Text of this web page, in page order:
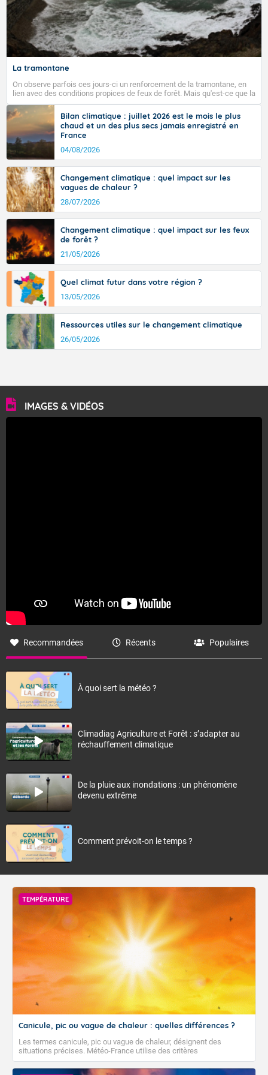
La tramontane
On observe parfois ces jours-ci un renforcement de la tramontane, en
lien avec des conditions propices de feux de forêt. Mais qu'est-ce que la
tramontane ? Quelles sont ses caractéristiques ? La tramontane est un
vent turbulent soufflant de secteur nord-ouest à nord, ou ouest à nord-
ouest, dans un secteur qui part du Roussillon à la vallée de l’Aude et à
l’ouest de l’Hérault. L’étymologie de ce vent vient du latin trasmontanus,
signifiant au-delà des monts, en allusion aux régions montagneuses
d’où provient ce vent.
Bilan climatique : juillet 2026 est le mois le plus
chaud et un des plus secs jamais enregistré en
France
04/08/2026
Changement climatique : quel impact sur les
vagues de chaleur ?
28/07/2026
Changement climatique : quel impact sur les feux
de forêt ?
21/05/2026
Quel climat futur dans votre région ?
13/05/2026
Ressources utiles sur le changement climatique
26/05/2026
IMAGES & VIDÉOS
Recommandées Récents Populaires
À quoi sert la météo ?
Climadiag Agriculture et Forêt : s’adapter au
réchauffement climatique
De la pluie aux inondations : un phénomène
devenu extrême
Comment prévoit-on le temps ?
TEMPÉRATURE
Canicule, pic ou vague de chaleur : quelles différences ?
Les termes canicule, pic ou vague de chaleur, désignent des
situations précises. Météo-France utilise des critères
climatologiques pour évaluer et qualifier les épisodes de chaleur qui
peuvent avoir des impacts sanitaires et socio-économiques